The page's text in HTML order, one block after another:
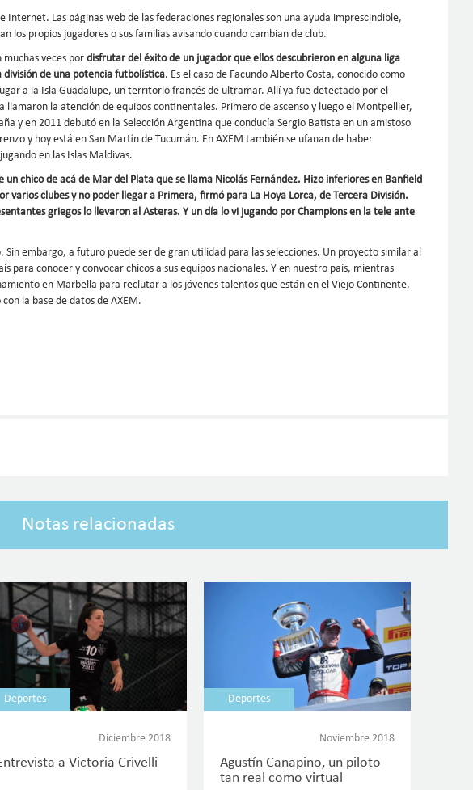
Internet. Las páginas web de las federaciones regionales son una ayuda imprescindible,
los propios jugadores o sus familias avisando cuando cambian de club.
muchas veces por disfrutar del éxito de un jugador que ellos descubrieron en alguna liga
de una potencia futbolística. Es el caso de Facundo Alberto Costa, conocido como
a la Isla Guadalupe, un territorio francés de ultramar. Allí ya fue detectado por el
llamaron la atención de equipos continentales. Primero de ascenso y luego el Montpellier,
y en 2011 debutó en la Selección Argentina que conducía Sergio Batista en un amistoso
y hoy está en San Martín de Tucumán. En AXEM también se ufanan de haber
en las Islas Maldivas.
un chico de acá de Mar del Plata que se llama Nicolás Fernández. Hizo inferiores en Banfield
varios clubes y no poder llegar a Primera, firmó para La Hoya Lorca, de Tercera División.
griegos lo llevaron al Asteras. Y un día lo vi jugando por Champions en la tele ante
embargo, a futuro puede ser de gran utilidad para las selecciones. Un proyecto similar al
para conocer y convocar chicos a sus equipos nacionales. Y en nuestro país, mientras
en Marbella para reclutar a los jóvenes talentos que están en el Viejo Continente,
la base de datos de AXEM.
Notas relacionadas
Deportes
Diciembre 2018
a Victoria Crivelli
Deportes
Noviembre 2018
Agustín Canapino, un piloto
tan real como virtual